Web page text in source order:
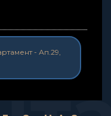
- Ап.29,